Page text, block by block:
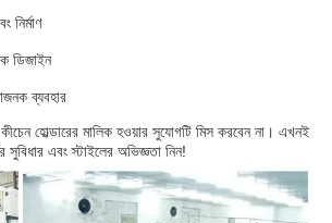
নির্মাণ
ডিজাইন
ব্যবহার
হোল্ডারের মালিক হওয়ার সুযোগটি মিস করবেন না। এখনই
এবং স্টাইলের অভিজ্ঞতা নিন!